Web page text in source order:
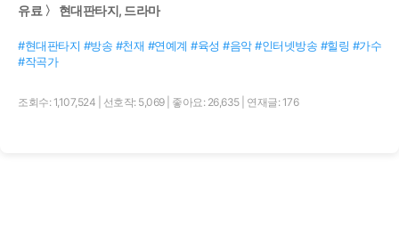
유료 〉 현대판타지, 드라마
#현대판타지 #방송 #천재 #연예계 #육성 #음악 #인터넷방송 #힐링 #가수
#작곡가
조회수: 1,107,524 선호작: 5,069 좋아요: 26,635 연재글: 176